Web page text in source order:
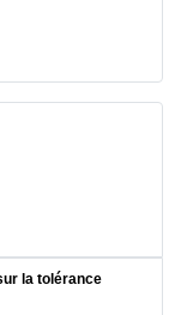
la tolérance